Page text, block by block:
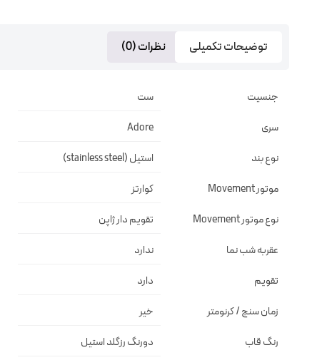
توضیحات تکمیلی نظرات (0)
جنسیت ست
سری Adore
نوع بند استیل (stainless steel)
موتور Movement کوارتز
نوع موتور Movement تقويم دار ژاپن
عقربه شب نما ندارد
تقویم دارد
زمان سنج / کرنومتر خیر
رنگ قاب دورنگ رزگلد استيل